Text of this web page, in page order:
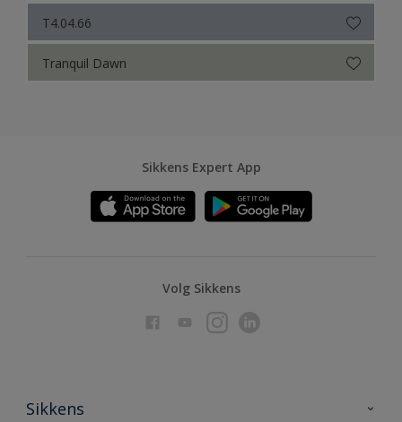
T4.04.66
Tranquil Dawn
Sikkens Expert App
Volg Sikkens
Sikkens